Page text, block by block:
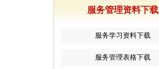
服务管理资料下载
服务学习资料下载
服务管理表格下载